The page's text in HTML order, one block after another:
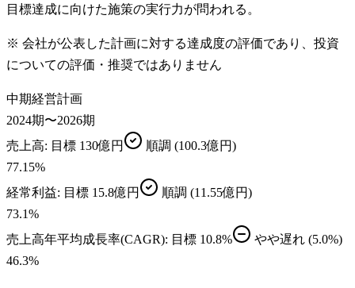
目標達成に向けた施策の実行力が問われる。
※ 会社が公表した計画に対する達成度の評価であり、投資
についての評価・推奨ではありません
中期経営計画
2024期〜2026期
売上高: 目標 130億円 順調 (100.3億円)
77.15%
経常利益: 目標 15.8億円 順調 (11.55億円)
73.1%
売上高年平均成長率(CAGR): 目標 10.8% やや遅れ (5.0%)
46.3%